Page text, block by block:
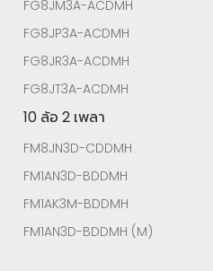
FG8JM3A-ACDMH
FG8JP3A-ACDMH
FG8JR3A-ACDMH
FG8JT3A-ACDMH
10 ล้อ 2 เพลา
FM8JN3D-CDDMH
FM1AN3D-BDDMH
FM1AK3M-BDDMH
FM1AN3D-BDDMH (M)